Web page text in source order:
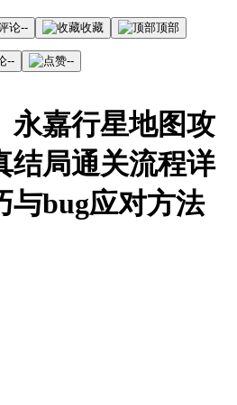
-- 收藏 顶部
-- --
永嘉行星地图攻
结局通关流程详
与bug应对方法